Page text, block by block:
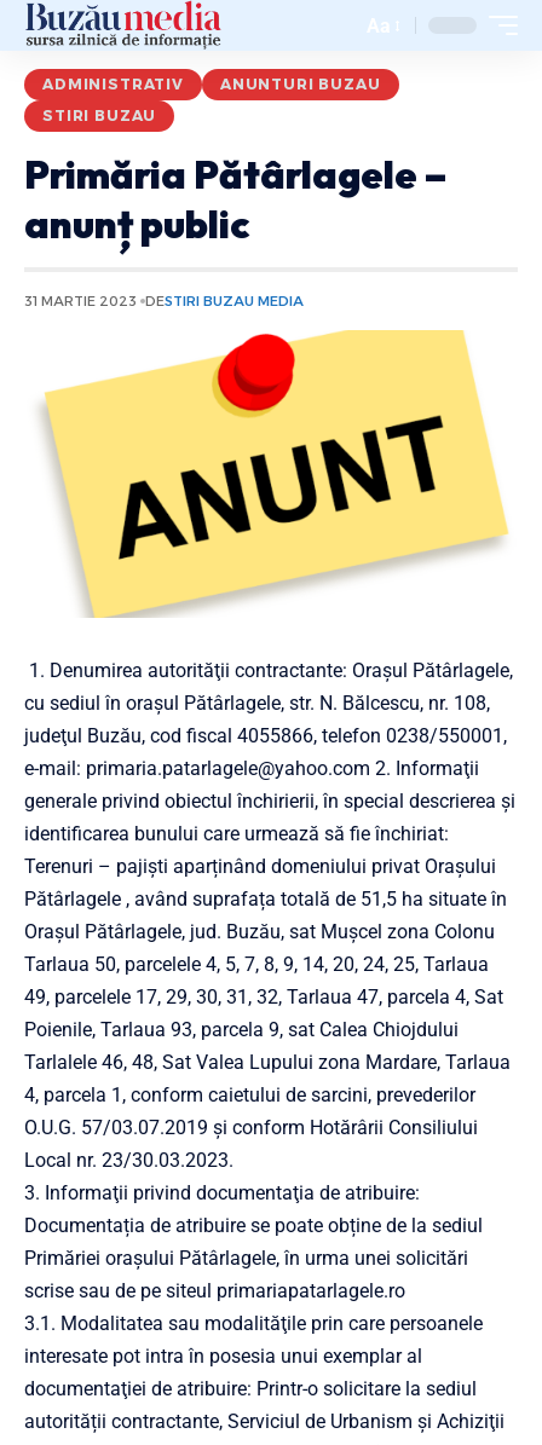
Aa
ADMINISTRATIV
ANUNTURI BUZAU
STIRI BUZAU
Primăria Pătârlagele –
anunț public
31 MARTIE 2023 DESTIRI BUZAU MEDIA
1. Denumirea autorităţii contractante: Orașul Pătârlagele,
cu sediul în oraşul Pătârlagele, str. N. Bălcescu, nr. 108,
judeţul Buzău, cod fiscal 4055866, telefon 0238/550001,
e-mail: primaria.patarlagele@yahoo.com 2. Informaţii
generale privind obiectul închirierii, în special descrierea şi
identificarea bunului care urmează să fie închiriat:
Terenuri – pajiști aparținând domeniului privat Orașului
Pătârlagele , având suprafața totală de 51,5 ha situate în
Orașul Pătârlagele, jud. Buzău, sat Mușcel zona Colonu
Tarlaua 50, parcelele 4, 5, 7, 8, 9, 14, 20, 24, 25, Tarlaua
49, parcelele 17, 29, 30, 31, 32, Tarlaua 47, parcela 4, Sat
Poienile, Tarlaua 93, parcela 9, sat Calea Chiojdului
Tarlalele 46, 48, Sat Valea Lupului zona Mardare, Tarlaua
4, parcela 1, conform caietului de sarcini, prevederilor
O.U.G. 57/03.07.2019 și conform Hotărârii Consiliului
Local nr. 23/30.03.2023.
3. Informaţii privind documentaţia de atribuire:
Documentația de atribuire se poate obține de la sediul
Primăriei orașului Pătârlagele, în urma unei solicitări
scrise sau de pe siteul primariapatarlagele.ro
3.1. Modalitatea sau modalităţile prin care persoanele
interesate pot intra în posesia unui exemplar al
documentaţiei de atribuire: Printr-o solicitare la sediul
autorității contractante, Serviciul de Urbanism şi Achiziţii